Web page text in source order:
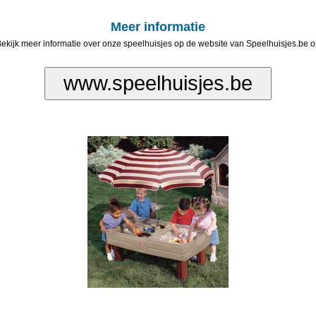
Meer informatie
meer informatie over onze speelhuisjes op de website van Speelhuisjes.be